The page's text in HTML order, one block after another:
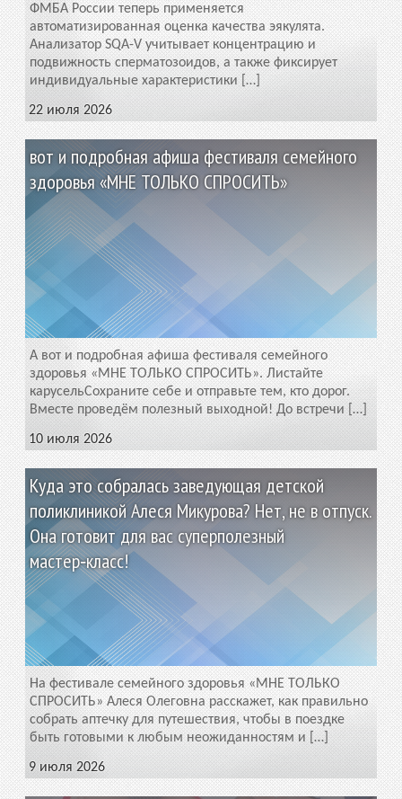
22 июля 2026
ФМБА России теперь применяется
автоматизированная оценка качества эякулята.
Анализатор SQA-V учитывает концентрацию и
подвижность сперматозоидов, а также фиксирует
индивидуальные характеристики […]
вот и подробная афиша фестиваля семейного
здоровья «МНЕ ТОЛЬКО СПРОСИТЬ»
10 июля 2026
А вот и подробная афиша фестиваля семейного
здоровья «МНЕ ТОЛЬКО СПРОСИТЬ». Листайте
карусельСохраните себе и отправьте тем, кто дорог.
Вместе проведём полезный выходной! До встречи […]
Куда это собралась заведующая детской
поликлиникой Алеся Микурова? Нет, не в отпуск.
Она готовит для вас суперполезный
мастер‑класс!
9 июля 2026
На фестивале семейного здоровья «МНЕ ТОЛЬКО
СПРОСИТЬ» Алеся Олеговна расскажет, как правильно
собрать аптечку для путешествия, чтобы в поездке
быть готовыми к любым неожиданностям и […]